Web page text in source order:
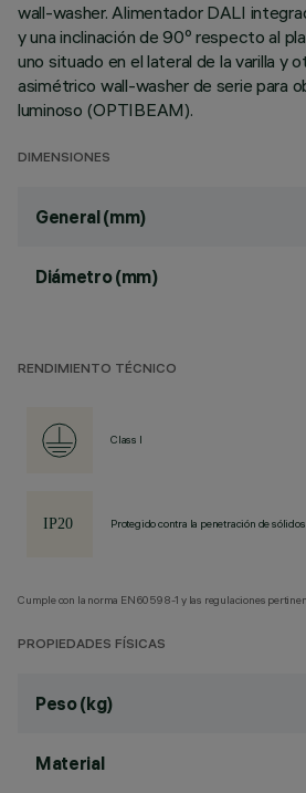
wall-washer. Alimentador DALI
y una inclinación de 90º respecto al
uno situado en el lateral de la varilla y
asimétrico wall-washer de serie para
luminoso (OPTIBEAM).
DIMENSIONES
General (mm)
Diámetro (mm)
RENDIMIENTO TÉCNICO
Class I
Protegido contra la penetración de
Cumple con la norma EN60598-1 y las regulaciones
PROPIEDADES FÍSICAS
Peso (kg)
Material